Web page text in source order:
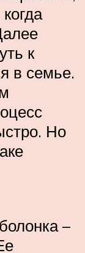
к
в семье.
Но
–